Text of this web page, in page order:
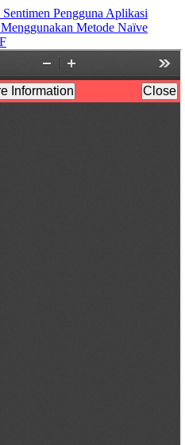
Pengguna Aplikasi
Metode Naïve